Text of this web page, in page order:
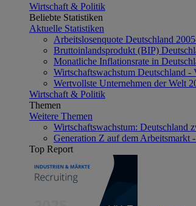
Wirtschaft & Politik
Beliebte Statistiken
Aktuelle Statistiken
Arbeitslosenquote Deutschland
Bruttoinlandsprodukt (BIP)
Monatliche Inflationsrate in
Wirtschaftswachstum Deutschland -
Wertvollste Unternehmen der Welt
Wirtschaft & Politik
Themen
Weitere Themen
Wirtschaftswachstum: Deutschland
Generation Z auf dem Arbeitsmarkt
Top Report